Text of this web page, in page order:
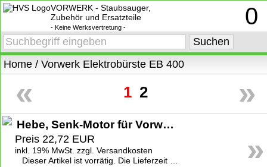
0
VORWERK - Staubsauger,
Zubehör und Ersatzteile
- Keine Werksvertretung -
Home / Vorwerk Elektrobürste EB 400
« »
1 2
»
Hebe, Senk-Motor für Vorwerk Elektrobürste EB 400 - Gebraucht
Preis 22,72 EUR
inkl. 19% MwSt. zzgl. Versandkosten
Dieser Artikel ist vorrätig. Die Lieferzeit beträgt 1-2 Werktage deutschlandweit. Weitere Informationen zu den Lieferzeiten finden Sie unter